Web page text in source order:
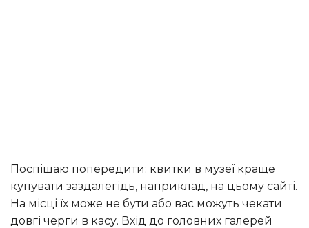
Поспішаю попередити: квитки в музеї краще
купувати заздалегідь, наприклад, на цьому сайті.
На місці їх може не бути або вас можуть чекати
довгі черги в касу. Вхід до головних галерей